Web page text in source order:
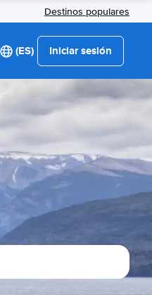
Destinos populares
(ES) Iniciar sesión